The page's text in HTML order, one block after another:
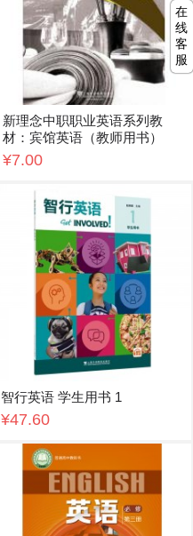
新理念中职职业英语系列教
材：宾馆英语（教师用书）
¥7.00
智行英语 学生用书 1
¥47.60
在
线
客
服